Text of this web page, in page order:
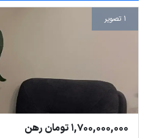
1 تصویر
1,700,000,000 تومان رهن